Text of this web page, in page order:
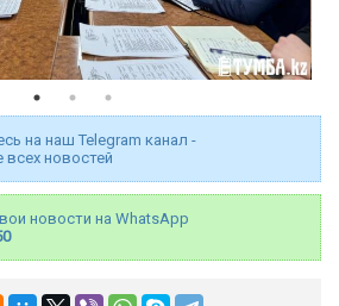
на наш Telegram канал -
всех новостей
новости на WhatsApp